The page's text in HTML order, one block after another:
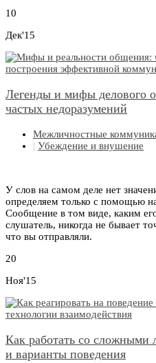
10
Дек'15
Легенды и мифы делового
частых недоразумений
Межличностные
| Убеждение и внушение
У слов на самом деле нет
определяем только с помощью
Сообщение в том виде, каким
слушатель, никогда не бывает
что вы отправляли.
20
Ноя'15
Как работать со сложными
и варианты поведения